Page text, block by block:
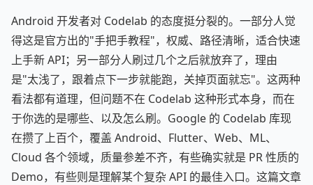
Android 开发者对 Codelab 的态度挺分裂的。一部分人觉
得这是官方出的"手把手教程"，权威、路径清晰，适合快速
上手新 API；另一部分人刷过几个之后就放弃了，理由
是"太浅了，跟着点下一步就能跑，关掉页面就忘"。这两种
看法都有道理，但问题不在 Codelab 这种形式本身，而在
于你选的是哪些、以及怎么刷。Google 的 Codelab 库现
在攒了上百个，覆盖 Android、Flutter、Web、ML、
Cloud 各个领域，质量参差不齐，有些确实就是 PR 性质的
Demo，有些则是理解某个复杂 API 的最佳入口。这篇文章